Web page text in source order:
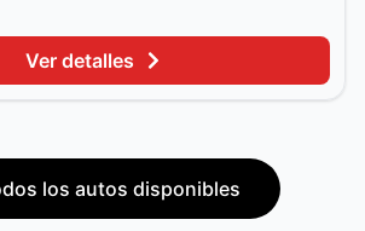
Ver detalles
los autos disponibles